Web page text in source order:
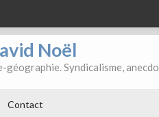
Noël
Syndicalisme,
Contact